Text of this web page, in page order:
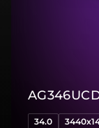
34.0